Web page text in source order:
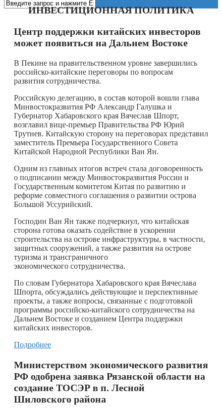
ИНВЕСТИЦИОННАЯ ПОЛИТИКА
Центр поддержки китайских инвесторов
может появиться на Дальнем Востоке
В Пекине на правительственном уровне завершились
российско-китайские переговоры по вопросам
развития сотрудничества.
Российскую делегацию, в состав которой вошли глава
Минвостокразвития РФ Александр Галушка и
Губернатор Хабаровского края Вячеслав Шпорт,
возглавил вице-премьер Правительства РФ Юрий
Трутнев. Китайскую сторону на переговорах представил
заместитель Премьера Государственного Совета
Китайской Народной Республики Ван Ян.
Одним из главных итогов встреч стала договоренность
о подписании между Минвостокразвития России и
Государственным комитетом Китая по развитию и
реформе совместного соглашения о развитии острова
Большой Уссурийский.
Господин Ван Ян также подчеркнул, что китайская
сторона готова оказать содействие в ускорении
строительства на острове инфраструктуры, в частности,
защитных сооружений, а также развития на острове
туризма и трансграничного
экономического сотрудничества.
По словам Губернатора Хабаровского края Вячеслава
Шпорта, обсуждались действующие и перспективные
проекты, а также вопросы, связанные с подготовкой
программы российско-китайского сотрудничества на
Дальнем Востоке и созданием Центра поддержки
китайских инвесторов.
Подробнее
Министерством экономического развития
РФ одобрена заявка Рязанской области на
создание ТОСЭР в п. Лесной
Шиловского района